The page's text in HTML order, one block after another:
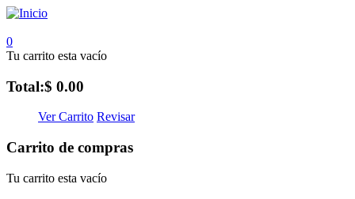
0
Tu carrito esta vacío
Total:$ 0.00
Ver Carrito Revisar
Carrito de compras
Tu carrito esta vacío